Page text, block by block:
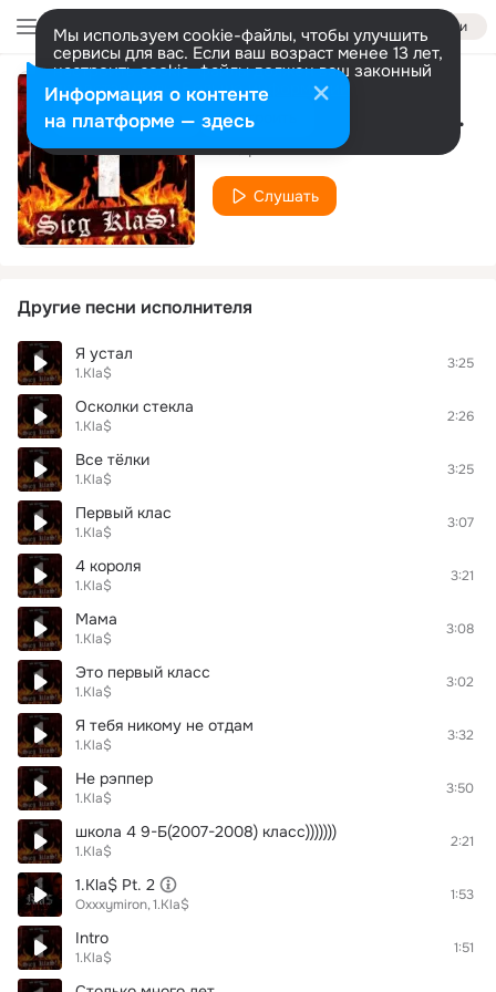
Войти
Мы используем cookie-файлы, чтобы улучшить
сервисы для вас. Если ваш возраст менее 13 лет,
настроить cookie-файлы должен ваш законный
представитель. Больше информации
Разрешить все Настроить новый русский стандарт
1.Kla$
Слушать
Другие песни исполнителя
Я устал
1.Kla$
3:25
Осколки стекла
1.Kla$
2:26
Все тёлки
1.Kla$
3:25
Первый клас
1.Kla$
3:07
4 короля
1.Kla$
3:21
Мама
1.Kla$
3:08
Это первый класс
1.Kla$
3:02
Я тебя никому не отдам
1.Kla$
3:32
Не рэппер
1.Kla$
3:50
школа 4 9-Б(2007-2008) класс)))))))
1.Kla$
2:21
1.Kla$ Pt. 2
Oxxxymiron 1.Kla$
1:53
Intro
1.Kla$
1:51
Информация о контенте
на платформе — здесь